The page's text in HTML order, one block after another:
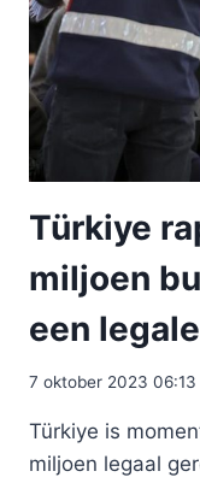
Türkiye
miljoen
een
7 oktober 2023 06:13
Türkiye is
miljoen legaal